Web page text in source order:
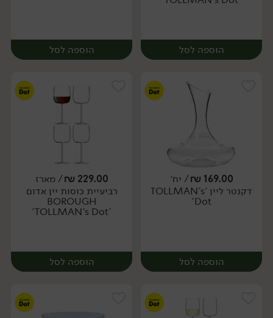
הוספה לסל
מארז
הוספה לסל
יח׳
169.00
₪/ יח׳
דקנטר ליין 'TOLLMAN's
Dot'
הוספה לסל
229.00
₪/ מארז
רביעיית כוסות יין אדום
BOROUGH
'TOLLMAN's Dot'
הוספה לסל